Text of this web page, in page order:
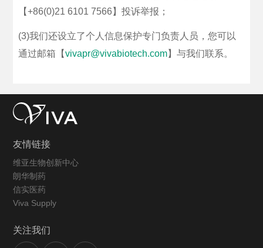
【+86(0)21 6101 7566】投诉举报；
(3)我们还设立了个人信息保护专门负责人员，您可以
通过邮箱【vivapr@vivabiotech.com】与我们联系。
友情链接
维亚生物创新中心
朗华制药
信实医药
Viva Supply
关注我们